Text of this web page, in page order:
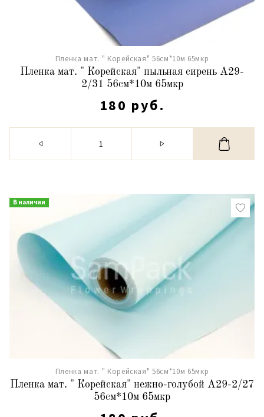
Пленка мат. " Корейская" 56см*10м 65мкр
Пленка мат. " Корейская" пыльная сирень А29-
2/31 56см*10м 65мкр
180 руб.
В наличии
Пленка мат. " Корейская" 56см*10м 65мкр
Пленка мат. " Корейская" нежно-голубой А29-2/27
56см*10м 65мкр